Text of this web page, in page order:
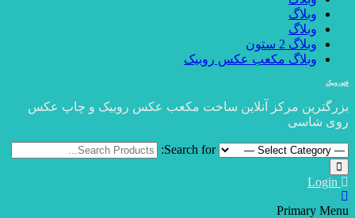
وبلاگ
وبلاگ
وبلاگ 2 ستون
وبلاگ مکعب عکس روبیک
فتوروبیک
بزرگترین مرکز آنلاین ساخت مکعب عکس روبیک و چاپ عکس
روی شاسی
Search for:
Primary Menu